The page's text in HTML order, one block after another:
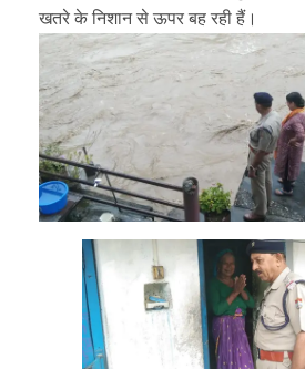
खतरे के निशान से ऊपर बह रही हैं।